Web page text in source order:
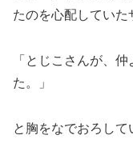
たのを心配していた
「とじこさんが、
た。」
と胸をなでおろして